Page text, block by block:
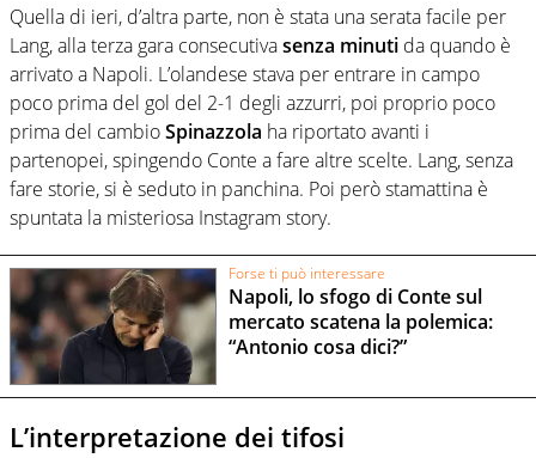
Quella di ieri, d’altra parte, non è stata una serata facile per
Lang, alla terza gara consecutivasenza minuti da quando è
arrivato a Napoli. L’olandese stava per entrare in campo
poco prima del gol del 2-1 degli azzurri, poi proprio poco
prima del cambioSpinazzola ha riportato avanti i
partenopei, spingendo Conte a fare altre scelte. Lang, senza
fare storie, si è seduto in panchina. Poi però stamattina è
spuntata la misteriosa Instagram story.
Forse ti può interessare
Napoli, lo sfogo di Conte sul
mercato scatena la polemica:
“Antonio cosa dici?”
L’interpretazione dei tifosi